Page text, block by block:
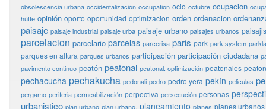
obsolescencia urbana occidentalización occupation ocio octubre ocupacion
hütte opinión oporto oportunidad optimizacion orden ordenacion
paisaje paisaje industrial paisaje urba paisaje urbano paisajes urbanos
parcelacion parcelario parcelas parcerisa paris park park system
parques en altura parques urbanos participación participación ciudadana
pavimento continuo peatón peatonal peatonal. optimización peatonales
pechacucha pechakucha pedonali pedro pedro yera pekín peliculas
pergamo periferia permeabilización perpectiva persecución personas
urbanistico plan urbano plan urbano. planeamiento planes planes urbanos